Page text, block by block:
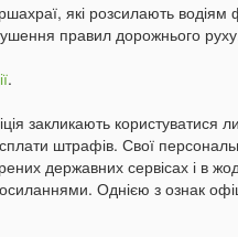
які розсилають
правил дорожнього
.
закликають користуватися
штрафів. Свої
державних сервісах і в
Однією з ознак